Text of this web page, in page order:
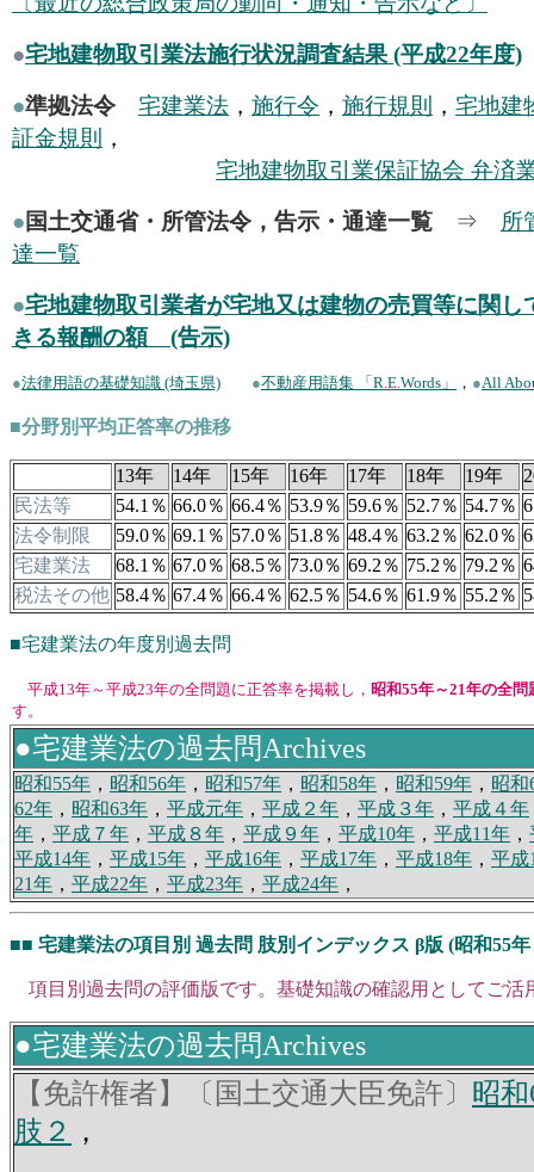
●宅地建物取引業法施行状況調査結果 (平成22年度)
●準拠法令 宅建業法 ， 施行令 ， 施行規則 ， 宅地建
証金規則
，
宅地建物取引業保証協会 弁済
●国土交通省・所管法令，告示・通達一覧 ⇒ 所
達一覧
●宅地建物取引業者が宅地又は建物の売買等に関し
きる報酬の額 (告示)
●法律用語の基礎知識 (埼玉県) ●不動産用語集 「R.E.Words」 ， ●All
■分野別平均正答率の推移
13年 14年 15年 16年 17年 18年 19年
民法等
54.1％ 66.0％ 66.4％ 53.9％ 59.6％ 52.7％ 54.7％
法令制限
59.0％ 69.1％ 57.0％ 51.8％ 48.4％ 63.2％ 62.0％
宅建業法
68.1％ 67.0％ 68.5％ 73.0％ 69.2％ 75.2％ 79.2％
税法その他 58.4％ 67.4％ 66.4％ 62.5％ 54.6％ 61.9％ 55.2％
■宅建業法の年度別過去問
平成13年～平成23年の全問題に正答率を掲載し， 昭和55年～21年の全
す。
●宅建業法の過去問Archives
昭和55年 ， 昭和56年 ， 昭和57年 ， 昭和58年 ， 昭和59年 ， 昭和
62年 ， 昭和63年 ， 平成元年 ， 平成２年 ， 平成３年 ， 平成４年
年 ， 平成７年 ， 平成８年 ， 平成９年 ， 平成10年 ， 平成11年 ，
平成14年 ， 平成15年 ， 平成16年 ， 平成17年 ， 平成18年 ， 平成
21年 ， 平成22年 ， 平成23年 ， 平成24年 ，
■■ 宅建業法の項目別 過去問 肢別インデックス β版 (昭和55
項目別過去問の評価版です。基礎知識の確認用としてご活
●宅建業法の過去問Archives
【免許権者】〔国土交通大臣免許〕 昭
肢２
，